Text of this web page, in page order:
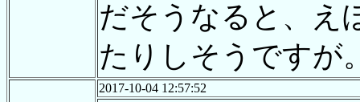
だそうなると、え
たりしそうですが
2017-10-04 12:57:52